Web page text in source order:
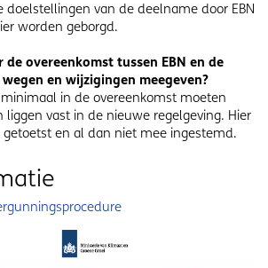
van de deelname door EBN
worden geborgd.
de overeenkomst tussen EBN en de
en wijzigingen meegeven?
in de overeenkomst moeten
vast in de nieuwe regelgeving. Hier
getoetst en al dan niet mee ingestemd.